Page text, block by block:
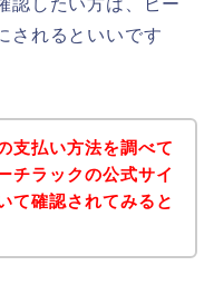
認したい方は、ピー
されるといいです
支払い方法を調べて
チラックの公式サイ
て確認されてみると